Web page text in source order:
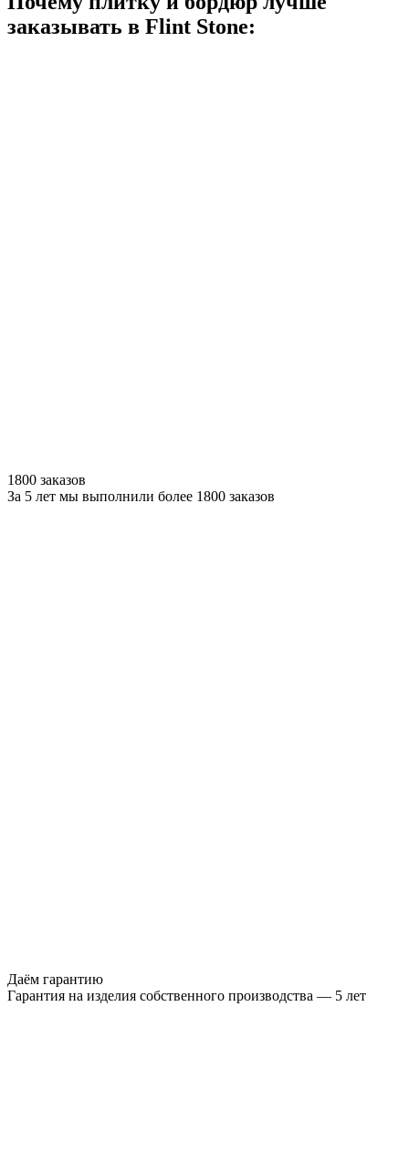
заказывать в Flint Stone:
1800 заказов
За 5 лет мы выполнили более 1800 заказов
Даём гарантию
Гарантия на изделия собственного производства — 5 лет